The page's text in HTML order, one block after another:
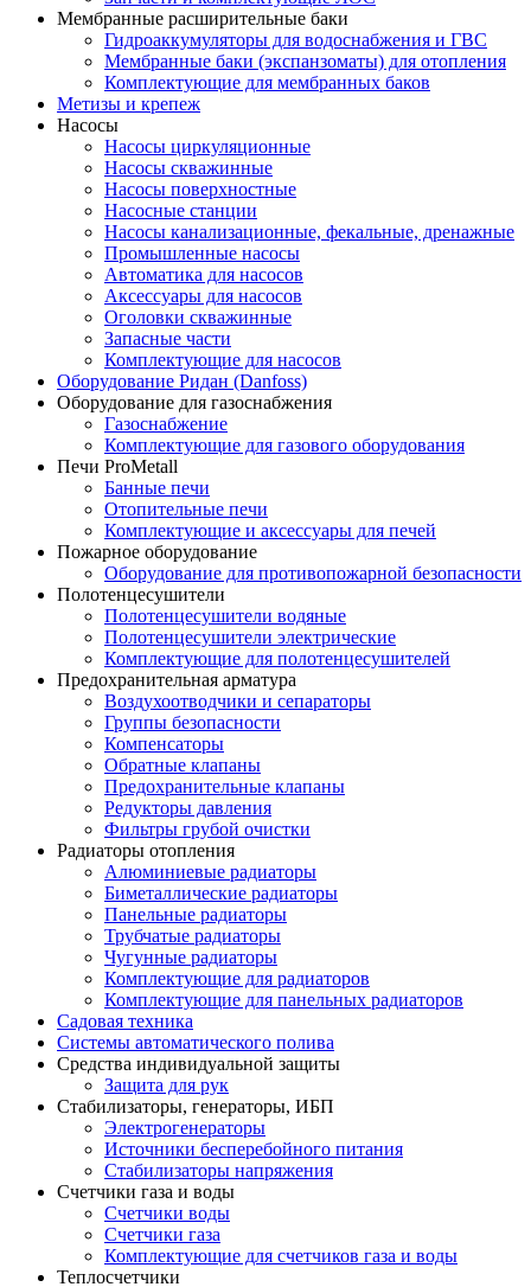
Мембранные расширительные баки
Гидроаккумуляторы для водоснабжения и ГВС
Мембранные баки (экспанзоматы) для отопления
Комплектующие для мембранных баков
Метизы и крепеж
Насосы
Насосы циркуляционные
Насосы скважинные
Насосы поверхностные
Насосные станции
Насосы канализационные, фекальные, дренажные
Промышленные насосы
Автоматика для насосов
Аксессуары для насосов
Оголовки скважинные
Запасные части
Комплектующие для насосов
Оборудование Ридан (Danfoss)
Оборудование для газоснабжения
Газоснабжение
Комплектующие для газового оборудования
Печи ProMetall
Банные печи
Отопительные печи
Комплектующие и аксессуары для печей
Пожарное оборудование
Оборудование для противопожарной безопасности
Полотенцесушители
Полотенцесушители водяные
Полотенцесушители электрические
Комплектующие для полотенцесушителей
Предохранительная арматура
Воздухоотводчики и сепараторы
Группы безопасности
Компенсаторы
Обратные клапаны
Предохранительные клапаны
Редукторы давления
Фильтры грубой очистки
Радиаторы отопления
Алюминиевые радиаторы
Биметаллические радиаторы
Панельные радиаторы
Трубчатые радиаторы
Чугунные радиаторы
Комплектующие для радиаторов
Комплектующие для панельных радиаторов
Садовая техника
Системы автоматического полива
Средства индивидуальной защиты
Защита для рук
Стабилизаторы, генераторы, ИБП
Электрогенераторы
Источники бесперебойного питания
Стабилизаторы напряжения
Счетчики газа и воды
Счетчики воды
Счетчики газа
Комплектующие для счетчиков газа и воды
Теплосчетчики